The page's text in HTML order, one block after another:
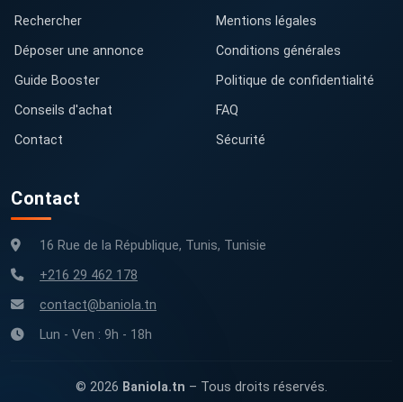
Rechercher
Déposer une annonce
Guide Booster
Conseils d'achat
Contact
Mentions légales
Conditions générales
Politique de confidentialité
FAQ
Sécurité
Contact
16 Rue de la République, Tunis, Tunisie
+216 29 462 178
contact@baniola.tn
Lun - Ven : 9h - 18h
© 2026 Baniola.tn – Tous droits réservés.